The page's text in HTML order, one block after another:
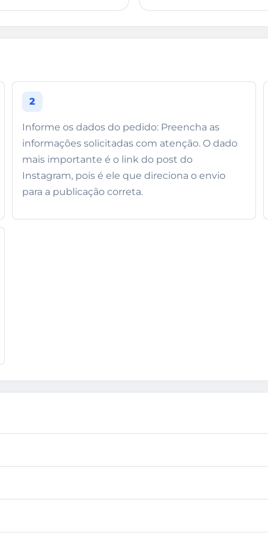
2
Informe os dados do pedido: Preencha as
informações solicitadas com atenção. O dado
mais importante é o link do post do
Instagram, pois é ele que direciona o envio
para a publicação correta.